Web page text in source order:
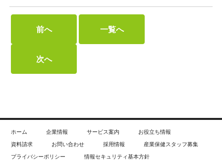
前へ 一覧へ
次へ
ホーム 企業情報 サービス案内
お役立ち情報
資料請求
お問い合わせ 採用情報
産業保健スタッフ募集
プライバシーポリシー
情報セキュリティ基本方針